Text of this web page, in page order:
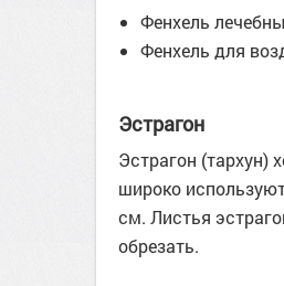
Фенхель
Фенхель для
Эстрагон
Эстрагон
широко
см. Листья
обрезать.